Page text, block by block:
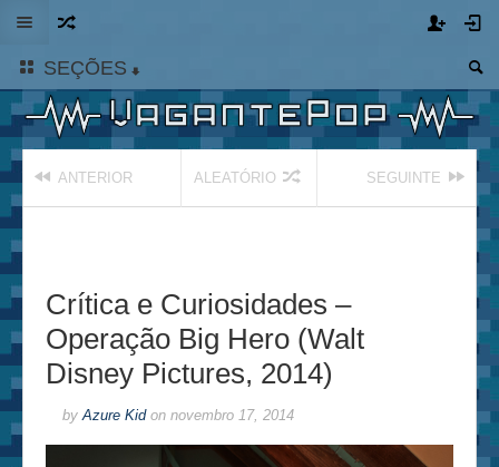
SEÇÕES
ANTERIOR ALEATÓRIO SEGUINTE
Crítica e Curiosidades –
Operação Big Hero (Walt
Disney Pictures, 2014)
byAzure Kid on novembro 17, 2014